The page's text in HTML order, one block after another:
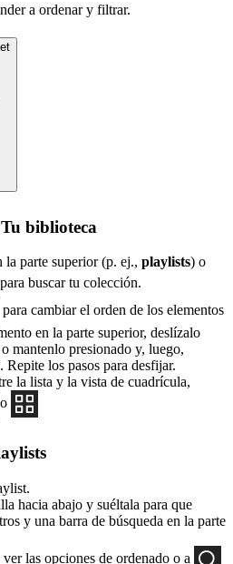
a ordenar y filtrar.
biblioteca
parte superior (p. ej., playlists) o
para buscar tu colección.
para cambiar el orden de los elementos
en la parte superior, deslízalo
mantenlo presionado y, luego,
. Repite los pasos para desfijar.
la lista y la vista de cuadrícula,
o
hacia abajo y suéltala para que
y una barra de búsqueda en la parte
las opciones de ordenado o a